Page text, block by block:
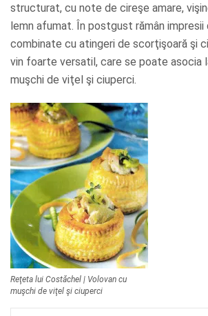
structurat, cu note de cireşe amare,
lemn afumat. În postgust rămân impresii
combinate cu atingeri de scorţişoară şi
vin foarte versatil, care se poate asocia
muşchi de viţel şi ciuperci.
Reţeta lui Costăchel | Volovan cu
muşchi de viţel şi ciuperci